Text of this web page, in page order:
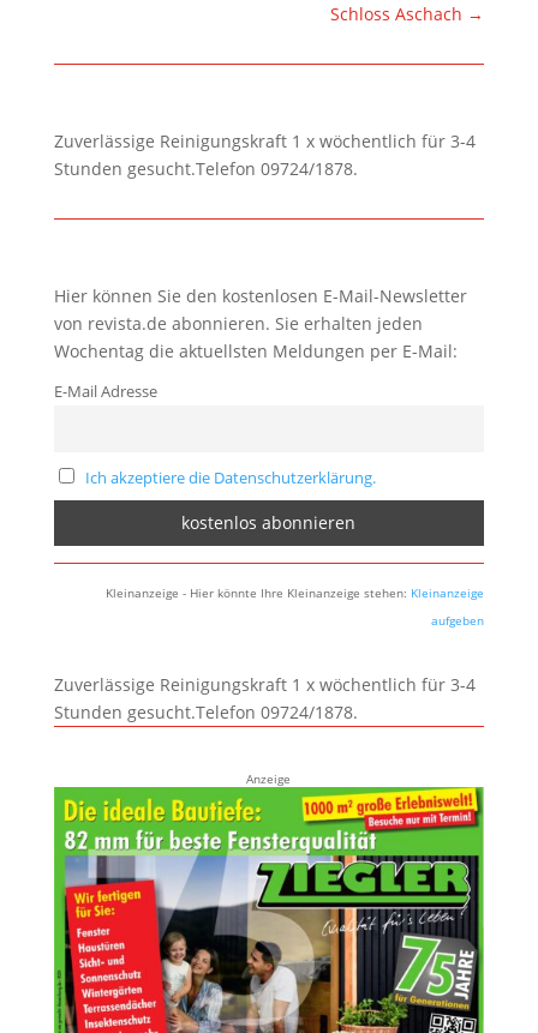
Schloss Aschach →
Zuverlässige Reinigungskraft 1 x wöchentlich für 3-4
Stunden gesucht.Telefon 09724/1878.
Hier können Sie den kostenlosen E-Mail-Newsletter
von revista.de abonnieren. Sie erhalten jeden
Wochentag die aktuellsten Meldungen per E-Mail:
E-Mail Adresse
Ich akzeptiere die Datenschutzerklärung.
Kleinanzeige - Hier könnte Ihre Kleinanzeige stehen: Kleinanzeige
aufgeben
Zuverlässige Reinigungskraft 1 x wöchentlich für 3-4
Stunden gesucht.Telefon 09724/1878.
Anzeige